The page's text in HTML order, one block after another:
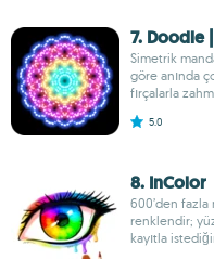
7. Doodle
Simetrik
göre anında
fırçalarla
5.0
8. InColor
600’den
renklendir;
kayıtla